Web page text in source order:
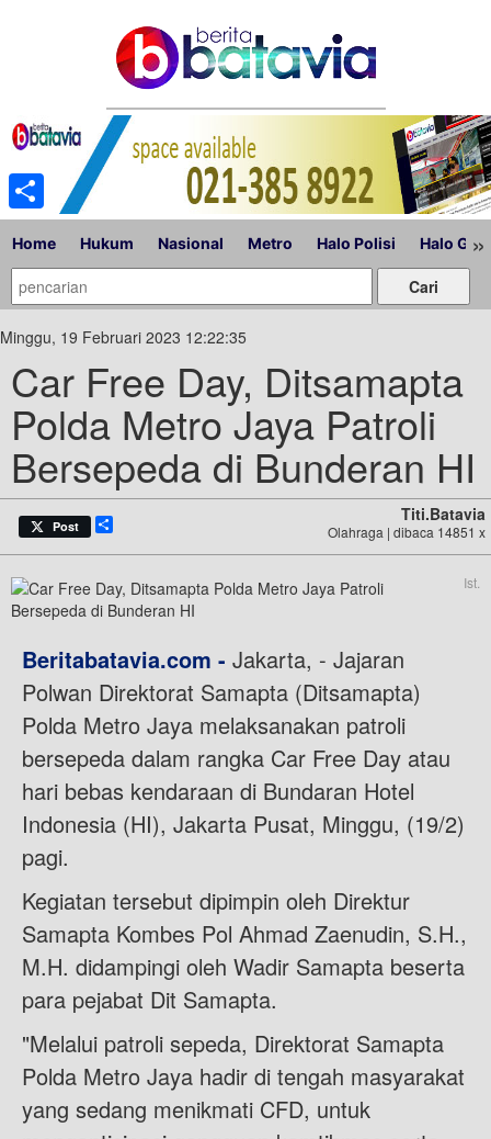
Home Hukum Nasional Metro Halo Polisi Halo »
Minggu, 19 Februari 2023 12:22:35
Car Free Day, Ditsamapta
Polda Metro Jaya Patroli
Bersepeda di Bunderan HI
Post
Titi.batavia
Olahraga | dibaca 14851 x
Ist.
Beritabatavia.com - Jakarta, - Jajaran
Polwan Direktorat Samapta (Ditsamapta)
Polda Metro Jaya melaksanakan patroli
bersepeda dalam rangka Car Free Day atau
hari bebas kendaraan di Bundaran Hotel
Indonesia (HI), Jakarta Pusat, Minggu, (19/2)
pagi.
Kegiatan tersebut dipimpin oleh Direktur
Samapta Kombes Pol Ahmad Zaenudin, S.H.,
M.H. didampingi oleh Wadir Samapta beserta
para pejabat Dit Samapta.
"Melalui patroli sepeda, Direktorat Samapta
Polda Metro Jaya hadir di tengah masyarakat
yang sedang menikmati CFD, untuk
Share